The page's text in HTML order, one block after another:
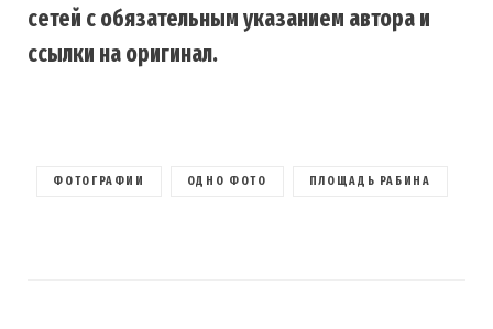
сетей с обязательным указанием автора и
ссылки на оригинал.
ФОТОГРАФИИ ОДНО ФОТО ПЛОЩАДЬ РАБИНА